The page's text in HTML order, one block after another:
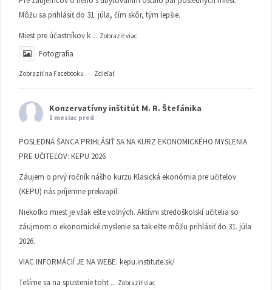
Môžu sa prihlásiť do 31. júla, čím skôr, tým lepšie.
Miest pre účastníkov k ... Zobraziť viac
Fotografia
Zobraziť na Facebooku · Zdieľať
Konzervatívny inštitút M. R. Štefánika
1 mesiac pred
POSLEDNÁ ŠANCA PRIHLÁSIŤ SA NA KURZ EKONOMICKÉHO MYSLENIA
PRE UČITEĽOV: KEPU 2026
Záujem o prvý ročník nášho kurzu Klasická ekonómia pre učiteľov
(KEPU) nás príjemne prekvapil.
Niekoľko miest je však ešte voľných. Aktívni stredoškolskí učitelia so
záujmom o ekonomické myslenie sa tak ešte môžu prihlásiť do 31. júla
2026.
VIAC INFORMÁCIÍ JE NA WEBE: kepu.institute.sk/
Tešíme sa na spustenie toht ... Zobraziť viac